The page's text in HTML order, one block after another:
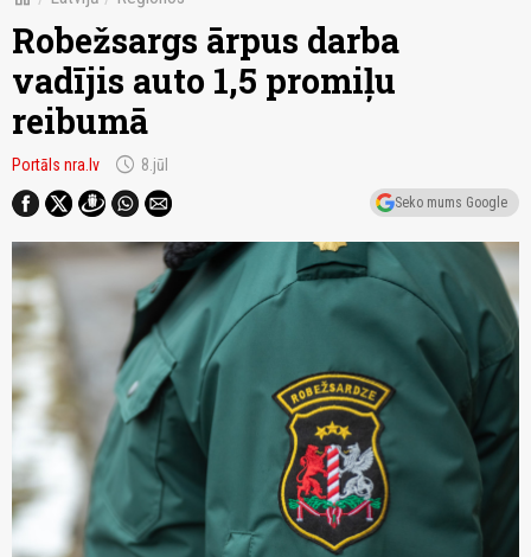
Robežsargs ārpus darba
vadījis auto 1,5 promiļu
reibumā
Portāls nra.lv schedule 8.jūl
Seko mums Google